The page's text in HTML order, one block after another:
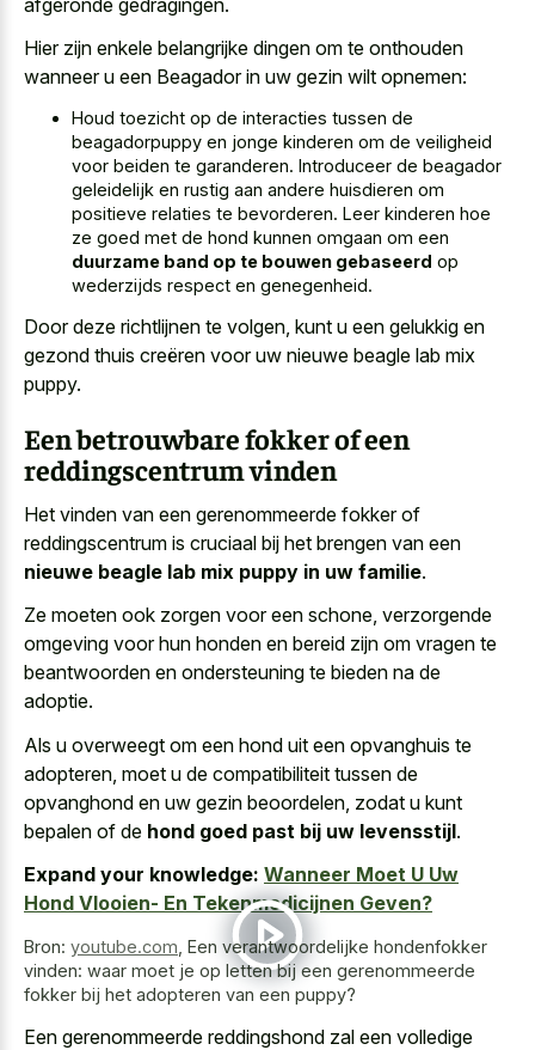
Hier zijn enkele belangrijke dingen om te onthouden
wanneer u een Beagador in uw gezin wilt opnemen:
Houd toezicht op de interacties tussen de
beagadorpuppy en jonge kinderen om de veiligheid
voor beiden te garanderen. Introduceer de beagador
geleidelijk en rustig aan andere huisdieren om
positieve relaties te bevorderen. Leer kinderen hoe
ze goed met de hond kunnen omgaan om een
duurzame band op te bouwen gebaseerd op
wederzijds respect en genegenheid.
Door deze richtlijnen te volgen, kunt u een gelukkig en
gezond thuis creëren voor uw nieuwe beagle lab mix
puppy.
Een betrouwbare fokker of een
reddingscentrum vinden
Het vinden van een gerenommeerde fokker of
reddingscentrum is cruciaal bij het brengen van een
nieuwe beagle lab mix puppy in uw familie.
Ze moeten ook zorgen voor een schone, verzorgende
omgeving voor hun honden en bereid zijn om vragen te
beantwoorden en ondersteuning te bieden na de
adoptie.
Als u overweegt om een hond uit een opvanghuis te
adopteren, moet u de compatibiliteit tussen de
opvanghond en uw gezin beoordelen, zodat u kunt
bepalen of de hond goed past bij uw levensstijl.
Expand your knowledge: Wanneer Moet U Uw
Hond Vlooien- En Tekenmedicijnen Geven?
Bron: youtube.com Een verantwoordelijke hondenfokker
vinden: waar moet je op letten bij een gerenommeerde
fokker bij het adopteren van een puppy?
Een gerenommeerde reddingshond zal een volledige